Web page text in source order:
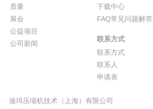
质量
展会
公益项目
公司新闻
下载中心
FAQ常见问题解答
联系方式
联系方式
联系人
申请表
迪珥压缩机技术（上海）有限公司